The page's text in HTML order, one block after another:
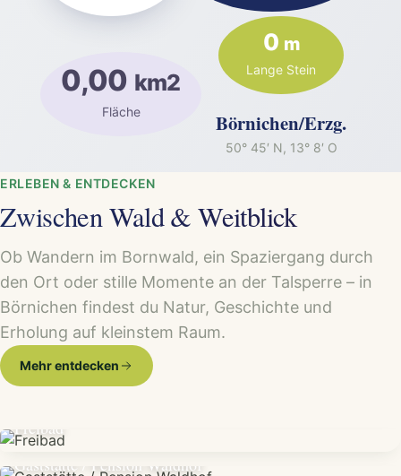
0,00 km2
Fläche
0 m
Lange Stein
Börnichen/Erzg.
50° 45′ N, 13° 8′ O
ERLEBEN & ENTDECKEN
Zwischen Wald & Weitblick
Ob Wandern im Bornwald, ein Spaziergang durch
den Ort oder stille Momente an der Talsperre – in
Börnichen findest du Natur, Geschichte und
Erholung auf kleinstem Raum.
Mehr entdecken
Freibad
Gaststätte / Pension Waldhof